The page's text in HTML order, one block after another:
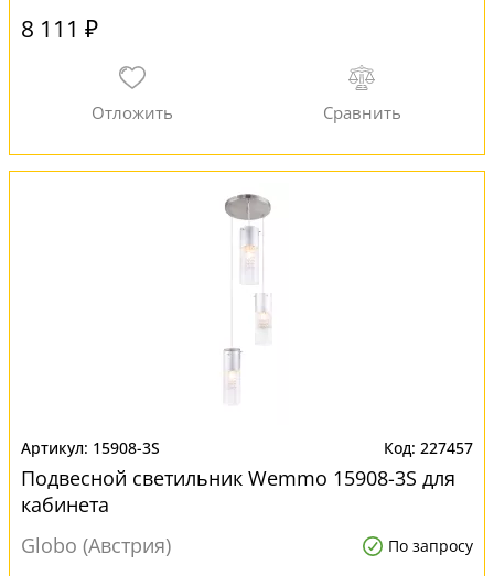
8 111 ₽
15908-3S 227457
Подвесной светильник Wemmo 15908-3S для
кабинета
Globo (Австрия)
По запросу